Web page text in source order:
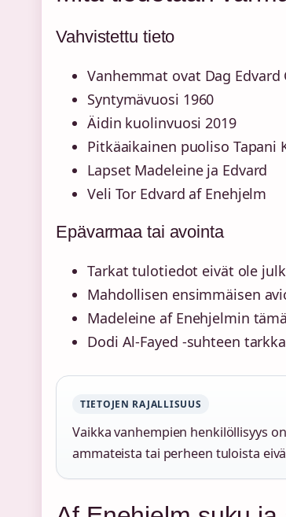
Vahvistettu tieto
Vanhemmat ovat Dag
Syntymävuosi 1960
Äidin kuolinvuosi 2019
Pitkäaikainen puoliso Tapani
Lapset Madeleine ja Edvard
Veli Tor Edvard af Enehjelm
Epävarmaa tai avointa
Tarkat tulotiedot eivät ole
Mahdollisen ensimmäisen
Madeleine af Enehjelmin
Dodi Al-Fayed -suhteen
TIETOJEN RAJALLISUUS
Vaikka vanhempien henkilöllisyys
ammateista tai perheen tuloista